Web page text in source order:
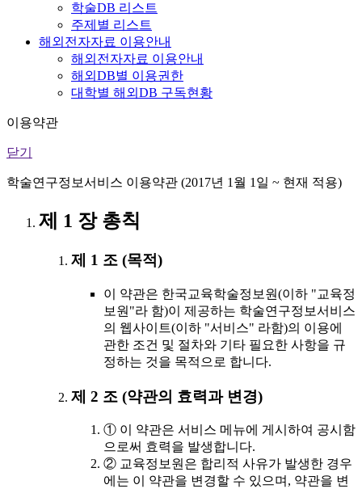
학술DB 리스트
주제별 리스트
해외전자자료 이용안내
해외전자자료 이용안내
해외DB별 이용권한
대학별 해외DB 구독현황
이용약관
닫기
학술연구정보서비스 이용약관 (2017년 1월 1일 ~ 현재 적용)
제 1 장 총칙
제 1 조 (목적)
이 약관은 한국교육학술정보원(이하 "교육정
보원"라 함)이 제공하는 학술연구정보서비스
의 웹사이트(이하 "서비스" 라함)의 이용에
관한 조건 및 절차와 기타 필요한 사항을 규
정하는 것을 목적으로 합니다.
제 2 조 (약관의 효력과 변경)
① 이 약관은 서비스 메뉴에 게시하여 공시함
으로써 효력을 발생합니다.
② 교육정보원은 합리적 사유가 발생한 경우
에는 이 약관을 변경할 수 있으며, 약관을 변